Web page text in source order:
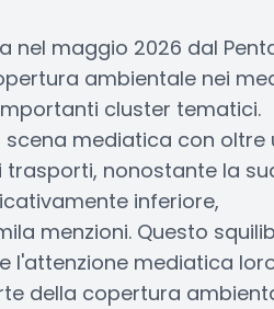
nel maggio 2026 dal
ambientale nei
cluster tematici.
mediatica con oltre
trasporti, nonostante la
inferiore,
menzioni. Questo
l'attenzione mediatica
della copertura